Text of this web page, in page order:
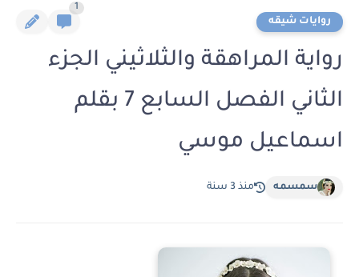
روايات شيقه
1
رواية المراهقة والثلاثيني الجزء
الثاني الفصل السابع 7 بقلم
اسماعيل موسي
سمسمه منذ 3 سنة